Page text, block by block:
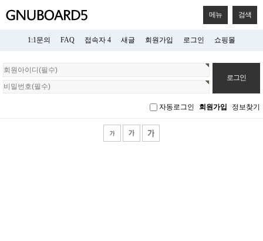
메뉴 검색
1:1문의 FAQ 접속자 4 새글 회원가입 로그인 쇼핑몰
회
원
로
자동로그인 회원가입 정보찾기